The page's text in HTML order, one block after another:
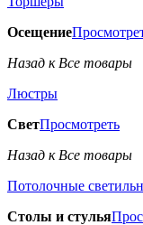
Осещение
Назад к Все товары
Люстры
СветПросмотреть
Назад к Все товары
Потолочные
Столы и стулья